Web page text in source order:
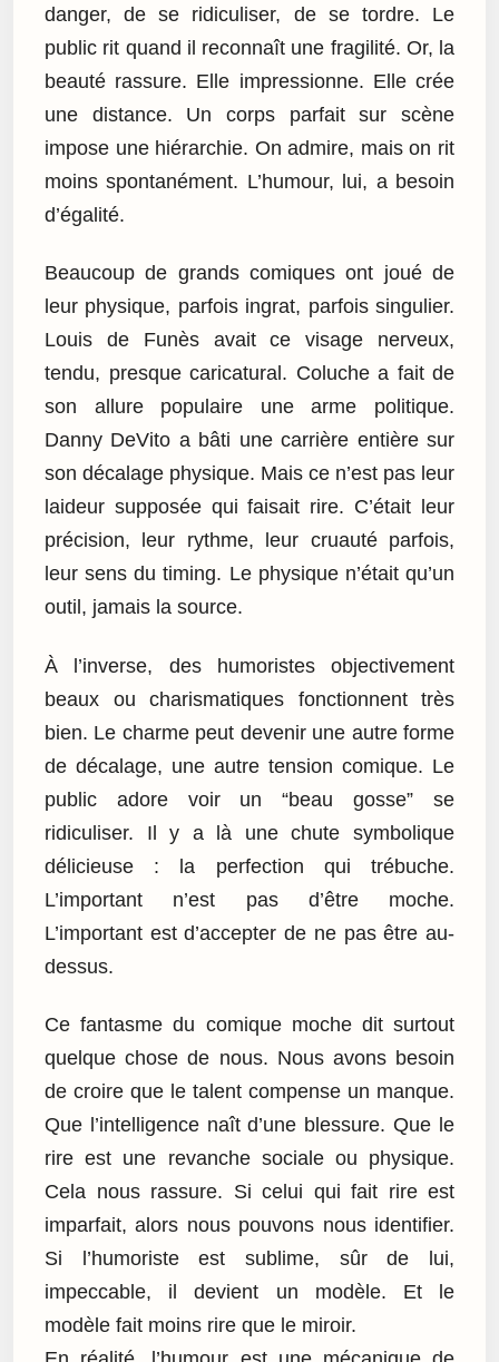
danger, de se ridiculiser, de se tordre. Le
public rit quand il reconnaît une fragilité. Or, la
beauté rassure. Elle impressionne. Elle crée
une distance. Un corps parfait sur scène
impose une hiérarchie. On admire, mais on rit
moins spontanément. L’humour, lui, a besoin
d’égalité.
Beaucoup de grands comiques ont joué de
leur physique, parfois ingrat, parfois singulier.
Louis de Funès avait ce visage nerveux,
tendu, presque caricatural. Coluche a fait de
son allure populaire une arme politique.
Danny DeVito a bâti une carrière entière sur
son décalage physique. Mais ce n’est pas leur
laideur supposée qui faisait rire. C’était leur
précision, leur rythme, leur cruauté parfois,
leur sens du timing. Le physique n’était qu’un
outil, jamais la source.
À l’inverse, des humoristes objectivement
beaux ou charismatiques fonctionnent très
bien. Le charme peut devenir une autre forme
de décalage, une autre tension comique. Le
public adore voir un “beau gosse” se
ridiculiser. Il y a là une chute symbolique
délicieuse : la perfection qui trébuche.
L’important n’est pas d’être moche.
L’important est d’accepter de ne pas être au-
dessus.
Ce fantasme du comique moche dit surtout
quelque chose de nous. Nous avons besoin
de croire que le talent compense un manque.
Que l’intelligence naît d’une blessure. Que le
rire est une revanche sociale ou physique.
Cela nous rassure. Si celui qui fait rire est
imparfait, alors nous pouvons nous identifier.
Si l’humoriste est sublime, sûr de lui,
impeccable, il devient un modèle. Et le
modèle fait moins rire que le miroir.